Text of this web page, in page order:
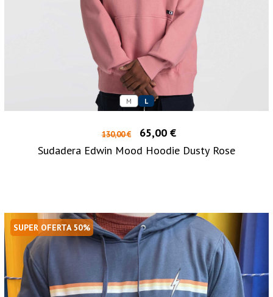
M L
130,00 €
65,00 €
Sudadera Edwin Mood Hoodie Dusty Rose
SUPER OFERTA 50%